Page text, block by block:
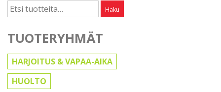
Etsi: Haku
TUOTERYHMÄT
HARJOITUS & VAPAA-AIKA
HUOLTO